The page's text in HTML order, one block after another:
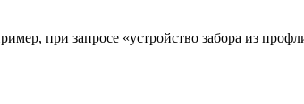
при запросе «устройство забора из